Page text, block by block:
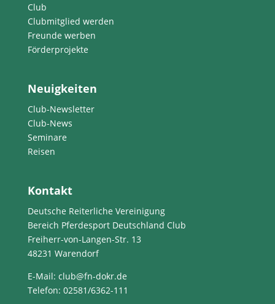
Club
Clubmitglied werden
Freunde werben
Förderprojekte
Neuigkeiten
Club-Newsletter
Club-News
Seminare
Reisen
Kontakt
Deutsche Reiterliche Vereinigung
Bereich Pferdesport Deutschland Club
Freiherr-von-Langen-Str. 13
48231 Warendorf
E-Mail: club@fn-dokr.de
Telefon: 02581/6362-111